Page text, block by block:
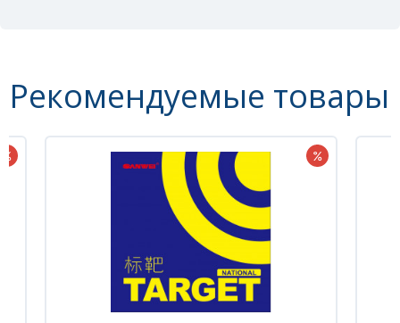
Рекомендуемые товары